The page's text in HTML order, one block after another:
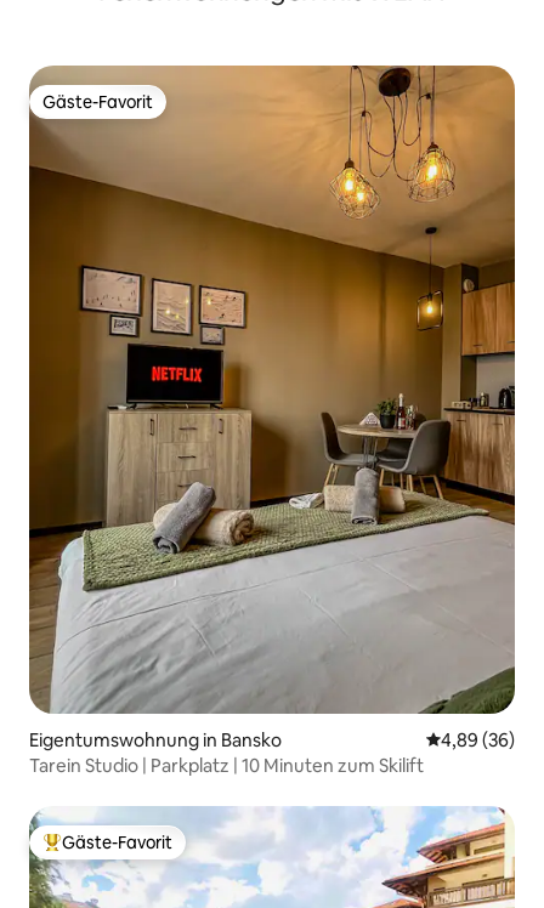
Gäste-Favorit
Gäste-Favorit
Eigentumswohnung in Bansko
4,89 (36)
Tarein Studio | Parkplatz | 10 Minuten zum Skilift
Beliebter Gäste-Favorit.
Gäste-Favorit